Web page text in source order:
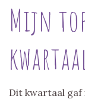
Mijn
kwartaal
Dit kwartaal gaf